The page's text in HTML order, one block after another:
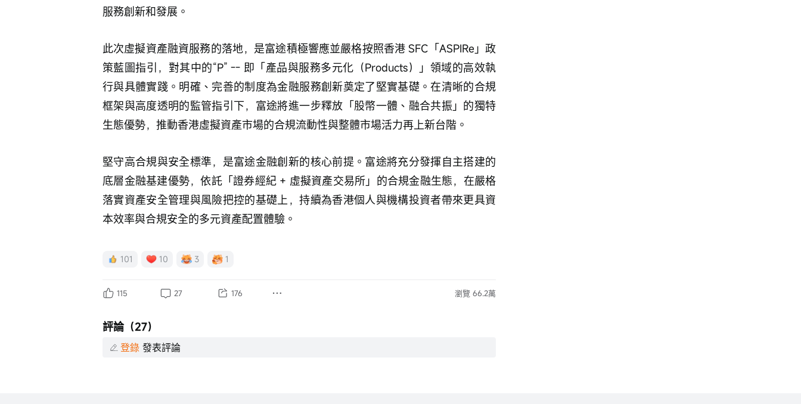
服務創新和發展。
此次虛擬資產融資服務的落地，是富途積極響應並嚴格按照香港 SFC「ASPIRe」政
策藍圖指引，對其中的“P” -- 即「產品與服務多元化（Products）」領域的高效執
行與具體實踐。明確、完善的制度為金融服務創新奠定了堅實基礎。在清晰的合規
框架與高度透明的監管指引下，富途將進一步釋放「股幣一體、融合共振」的獨特
生態優勢，推動香港虛擬資產市場的合規流動性與整體市場活力再上新台階。
堅守高合規與安全標準，是富途金融創新的核心前提。富途將充分發揮自主搭建的
底層金融基建優勢，依託「證券經紀 + 虛擬資產交易所」的合規金融生態，在嚴格
落實資產安全管理與風險把控的基礎上，持續為香港個人與機構投資者帶來更具資
本效率與合規安全的多元資產配置體驗。
101 10 3 1
115 27 176 瀏覽 66.2萬
評論（27）
登錄 發表評論